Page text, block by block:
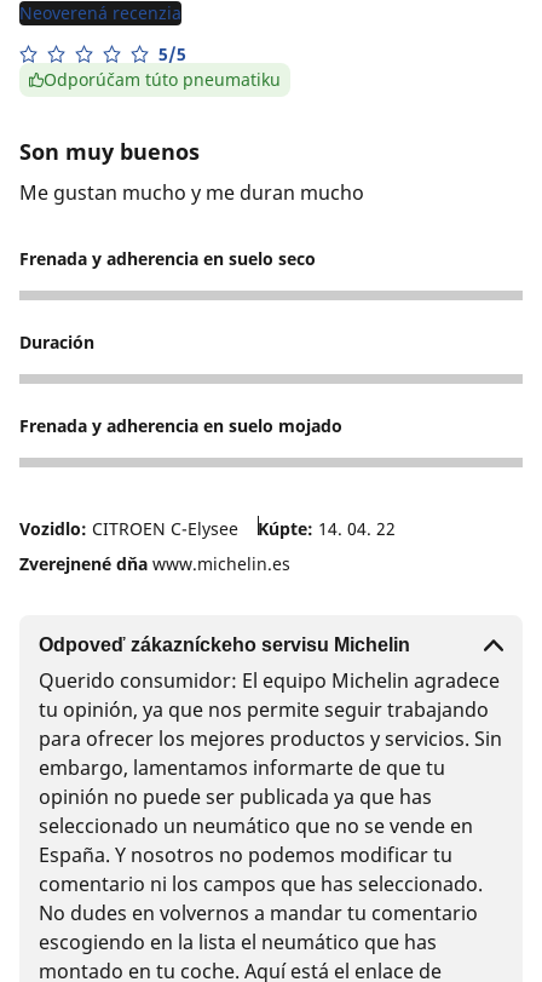
Neoverená recenzia
5/5
Odporúčam túto pneumatiku
Son muy buenos
Me gustan mucho y me duran mucho
Frenada y adherencia en suelo seco
5
Duración
5
Frenada y adherencia en suelo mojado
5
Vozidlo: CITROEN C-Elysee Kúpte: 14. 04. 22
Zverejnené dňa www.michelin.es
Odpoveď zákazníckeho servisu Michelin
Querido consumidor: El equipo Michelin agradece
tu opinión, ya que nos permite seguir trabajando
para ofrecer los mejores productos y servicios. Sin
embargo, lamentamos informarte de que tu
opinión no puede ser publicada ya que has
seleccionado un neumático que no se vende en
España. Y nosotros no podemos modificar tu
comentario ni los campos que has seleccionado.
No dudes en volvernos a mandar tu comentario
escogiendo en la lista el neumático que has
montado en tu coche. Aquí está el enlace de